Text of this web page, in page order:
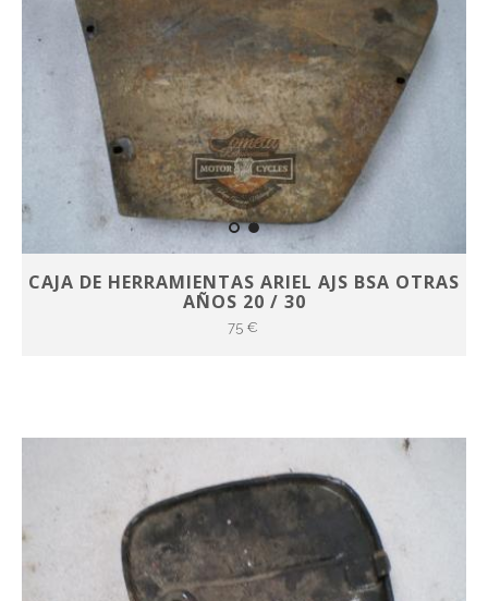
CAJA DE HERRAMIENTAS ARIEL AJS BSA OTRAS
AÑOS 20 / 30
75 €